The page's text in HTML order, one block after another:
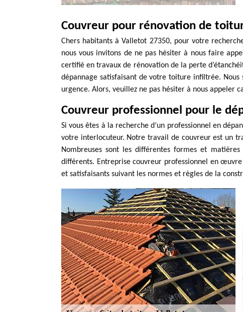
Couvreur pour rénovation de
Chers habitants à Valletot 27350, pour votre
nous vous invitons de ne pas hésiter à nous faire
certifié en travaux de rénovation de la perte
dépannage satisfaisant de votre toiture infiltrée.
urgence. Alors, veuillez ne pas hésiter à nous appeler
Couvreur professionnel pour le
Si vous êtes à la recherche d’un professionnel en
votre interlocuteur. Notre travail de couvreur est un
Nombreuses sont les différentes formes et
différents. Entreprise couvreur professionnel en
et satisfaisants suivant les normes et règles de la